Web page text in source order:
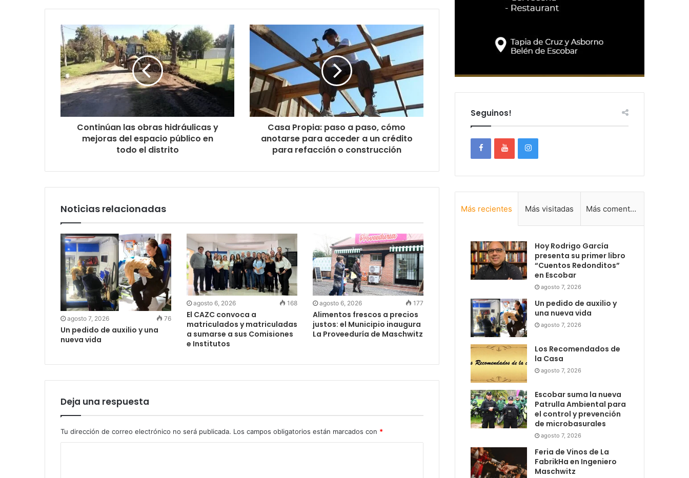
Continúan las obras hidráulicas y
mejoras del espacio público en
todo el distrito
Casa Propia: paso a paso, cómo
anotarse para acceder a un crédito
para refacción o construcción
Noticias relacionadas
agosto 7, 2026 76
Un pedido de auxilio y una
nueva vida
agosto 6, 2026 168
El CAZC convoca a
matriculados y matriculadas
a sumarse a sus Comisiones
e Institutos
agosto 6, 2026 177
Alimentos frescos a precios
justos: el Municipio inaugura
La Proveeduría de Maschwitz
Deja una respuesta
Tu dirección de correo electrónico no será publicada. Los campos obligatorios están marcados con *
Seguinos!
Más recientes Más visitadas Más comentadas
Hoy Rodrigo García
presenta su primer libro
“Cuentos Redonditos”
en Escobar
agosto 7, 2026
Un pedido de auxilio y
una nueva vida
agosto 7, 2026
Los Recomendados de
la Casa
agosto 7, 2026
Escobar suma la nueva
Patrulla Ambiental para
el control y prevención
de microbasurales
agosto 7, 2026
Feria de Vinos de La
FabrikHa en Ingeniero
Maschwitz